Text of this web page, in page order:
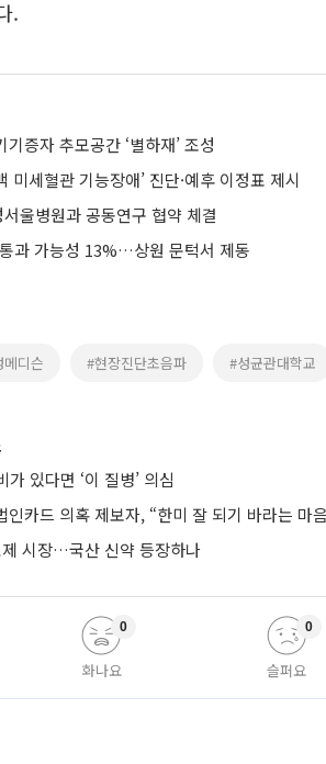
.
증자 추모공간 ‘별하재’ 조성
미세혈관 기능장애’ 진단·예후 이정표 제시
울병원과 공동연구 협약 체결
과 가능성 13%…상원 문턱서 제동
디슨 #현장진단초음파 #성균관대학교
있다면 ‘이 질병’ 의심
인카드 의혹 제보자, “한미 잘 되기 바라는 마
제 시장…국산 신약 등장하나
화나요
0
슬퍼요
0